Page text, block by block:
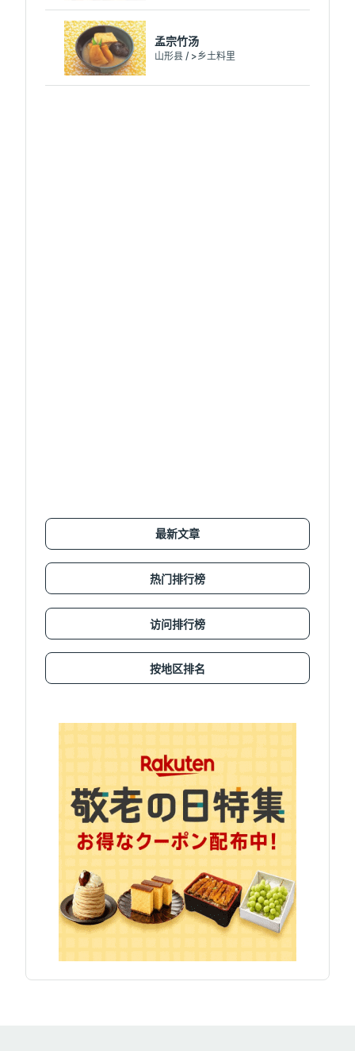
孟宗竹汤
山形县 / >乡土料里
最新文章
热门排行榜
访问排行榜
按地区排名